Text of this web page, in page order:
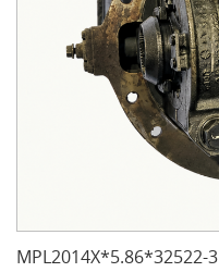
MPL2014X*5.86*32522-3